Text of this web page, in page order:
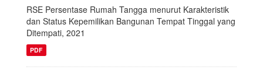
RSE Persentase Rumah Tangga menurut Karakteristik
dan Status Kepemilikan Bangunan Tempat Tinggal yang
Ditempati, 2021
PDF